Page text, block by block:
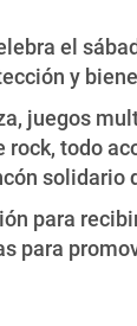
el
y
juegos
todo
para
para